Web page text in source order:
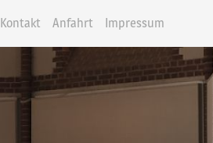
Kontakt Anfahrt Impressum